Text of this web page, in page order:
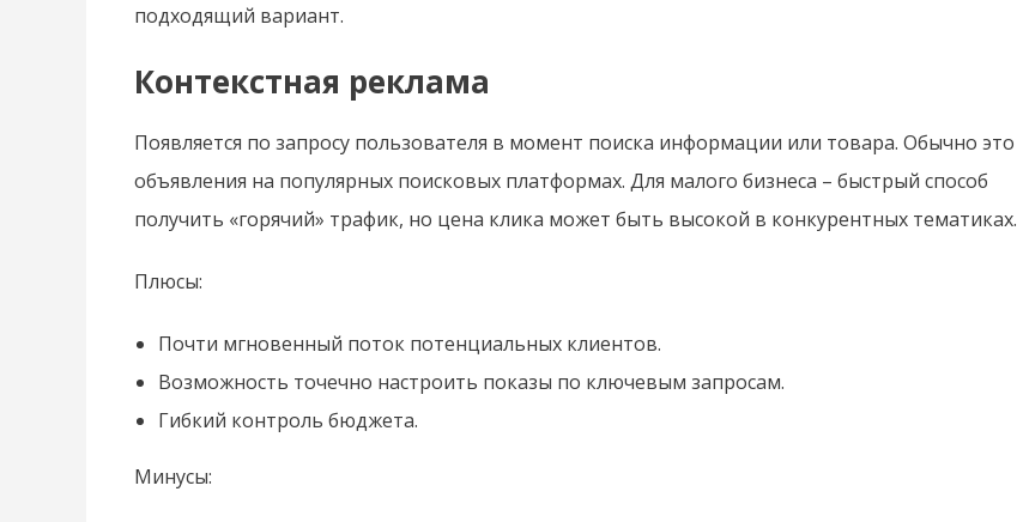
подходящий вариант.
Контекстная реклама
Появляется по запросу пользователя в момент поиска информации или товара. Обычно это
объявления на популярных поисковых платформах. Для малого бизнеса – быстрый способ
получить «горячий» трафик, но цена клика может быть высокой в конкурентных тематиках.
Плюсы:
Почти мгновенный поток потенциальных клиентов.
Возможность точечно настроить показы по ключевым запросам.
Гибкий контроль бюджета.
Минусы: